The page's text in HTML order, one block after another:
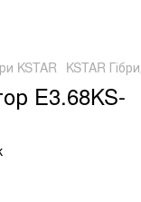
KSTAR KSTAR
E3.68KS-